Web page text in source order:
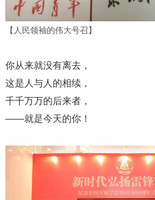
【人民领袖的伟大号召】
你从来就没有离去，
这是人与人的相续，
千千万万的后来者，
——就是今天的你！